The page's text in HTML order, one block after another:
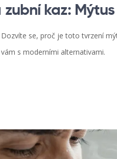
zubní kaz:
se, proč je toto tvrzení
s moderními alternativami.